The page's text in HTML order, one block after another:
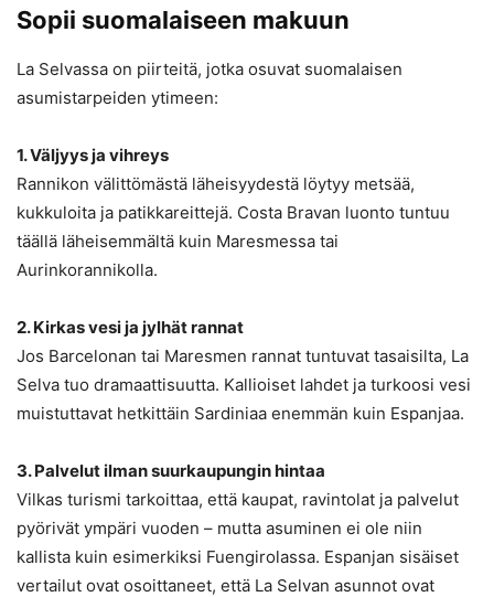
Sopii suomalaiseen makuun
La Selvassa on piirteitä, jotka osuvat suomalaisen
asumistarpeiden ytimeen:
1. Väljyys ja vihreys
Rannikon välittömästä läheisyydestä löytyy metsää,
kukkuloita ja patikkareittejä. Costa Bravan luonto tuntuu
täällä läheisemmältä kuin Maresmessa tai
Aurinkorannikolla.
2. Kirkas vesi ja jylhät rannat
Jos Barcelonan tai Maresmen rannat tuntuvat tasaisilta, La
Selva tuo dramaattisuutta. Kallioiset lahdet ja turkoosi vesi
muistuttavat hetkittäin Sardiniaa enemmän kuin Espanjaa.
3. Palvelut ilman suurkaupungin hintaa
Vilkas turismi tarkoittaa, että kaupat, ravintolat ja palvelut
pyörivät ympäri vuoden – mutta asuminen ei ole niin
kallista kuin esimerkiksi Fuengirolassa. Espanjan sisäiset
vertailut ovat osoittaneet, että La Selvan asunnot ovat